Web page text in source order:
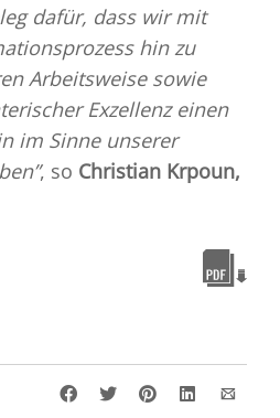
dafür, dass wir mit
hin zu
Arbeitsweise sowie
Exzellenz einen
im Sinne unserer
, so Christian Krpoun,